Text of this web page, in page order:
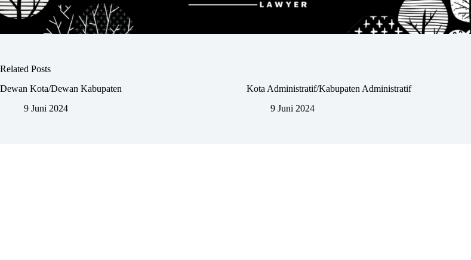
Related Posts
Dewan Kota/Dewan Kabupaten
9 Juni 2024
Kota Administratif/Kabupaten Administratif
9 Juni 2024